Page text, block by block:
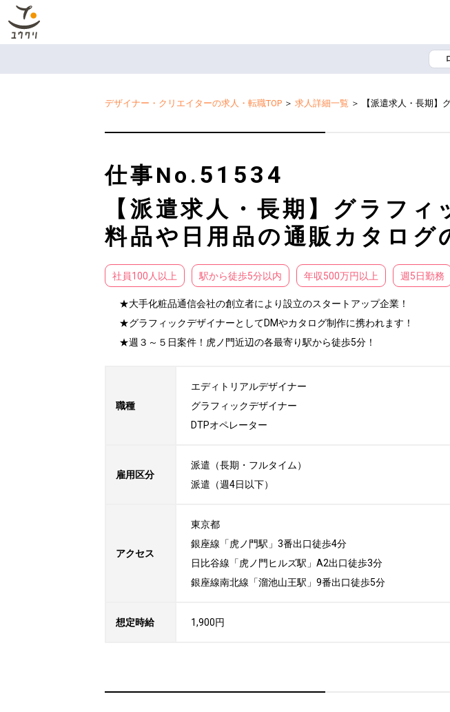
デザイナー・クリエイターの求人・転職TOP ＞ 求人詳細一覧 ＞ 【派遣求人・長期】
仕事No. 51534
【派遣求人・長期】グラフ
料品や日用品の通販カタログ
社員100人以上 駅から徒歩5分以内 年収500万円以上 週5日勤務
★大手化粧品通信会社の創立者により設立のスタートアップ企業！
★グラフィックデザイナーとしてDMやカタログ制作に携われます！
★週３～５日案件！虎ノ門近辺の各最寄り駅から徒歩5分！
職種
エディトリアルデザイナー
グラフィックデザイナー
DTPオペレーター
雇用区分
派遣（長期・フルタイム）
派遣（週4日以下）
アクセス
東京都
銀座線「虎ノ門駅」3番出口徒歩4分
日比谷線「虎ノ門ヒルズ駅」A2出口徒歩3分
銀座線南北線「溜池山王駅」9番出口徒歩5分
想定時給 1,900円